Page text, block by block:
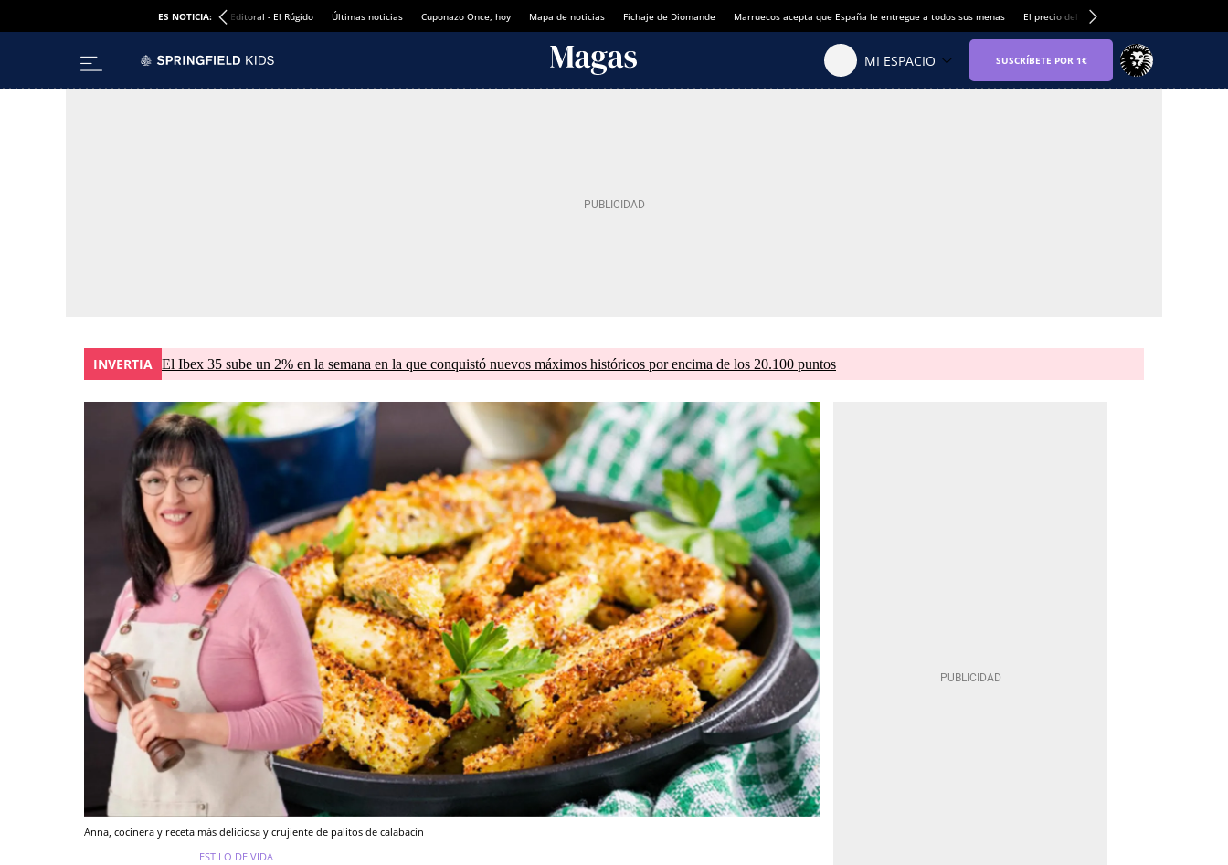
ES NOTICIA: Editoral - El Rúgido Últimas noticias Cuponazo Once, hoy Mapa de noticias Fichaje de Diomande Marruecos acepta que España le entregue a todos sus menas El precio del alquiler de vivienda baja por
INVERTIA El Ibex 35 sube un 2% en la semana en la que conquistó nuevos máximos históricos por encima de los 20.100 puntos
Anna, cocinera y receta más deliciosa y crujiente de palitos de calabacín
ESTILO DE VIDA